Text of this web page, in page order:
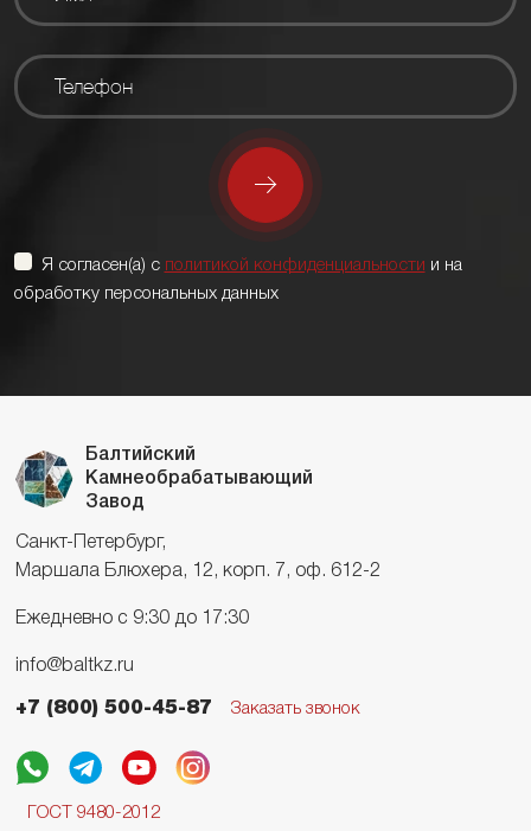
Я согласен(а) с политикой конфиденциальности и на
обработку персональных данных
Балтийский
Камнеобрабатывающий
Завод
Санкт-Петербург,
Маршала Блюхера, 12, корп. 7, оф. 612-2
Ежедневно с 9:30 до 17:30
info@baltkz.ru
+7 (800) 500-45-87 Заказать звонок
ГОСТ 9480-2012